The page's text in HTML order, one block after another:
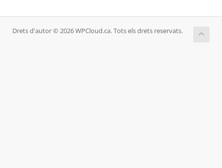
Drets d'autor © 2026 WPCloud.ca. Tots els drets reservats.